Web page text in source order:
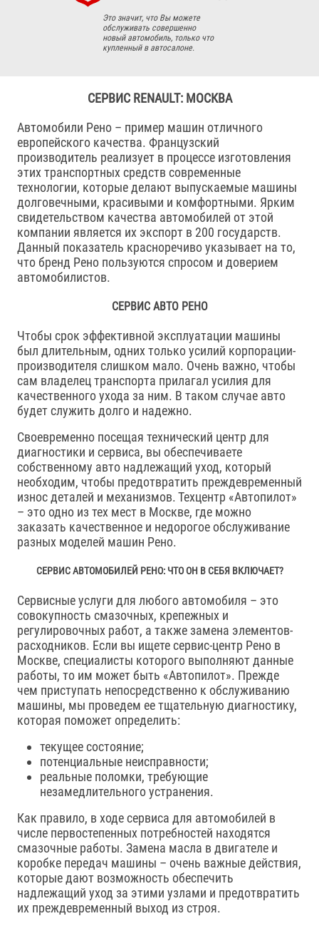
Это значит, что Вы можете
обслуживать совершенно
новый автомобиль, только что
купленный в автосалоне.
СЕРВИС RENAULT: МОСКВА
Автомобили Рено – пример машин отличного
европейского качества. Французский
производитель реализует в процессе изготовления
этих транспортных средств современные
технологии, которые делают выпускаемые машины
долговечными, красивыми и комфортными. Ярким
свидетельством качества автомобилей от этой
компании является их экспорт в 200 государств.
Данный показатель красноречиво указывает на то,
что бренд Рено пользуются спросом и доверием
автомобилистов.
СЕРВИС АВТО РЕНО
Чтобы срок эффективной эксплуатации машины
был длительным, одних только усилий корпорации-
производителя слишком мало. Очень важно, чтобы
сам владелец транспорта прилагал усилия для
качественного ухода за ним. В таком случае авто
будет служить долго и надежно.
Своевременно посещая технический центр для
диагностики и сервиса, вы обеспечиваете
собственному авто надлежащий уход, который
необходим, чтобы предотвратить преждевременный
износ деталей и механизмов. Техцентр «Автопилот»
– это одно из тех мест в Москве, где можно
заказать качественное и недорогое обслуживание
разных моделей машин Рено.
СЕРВИС АВТОМОБИЛЕЙ РЕНО: ЧТО ОН В СЕБЯ ВКЛЮЧАЕТ?
Сервисные услуги для любого автомобиля – это
совокупность смазочных, крепежных и
регулировочных работ, а также замена элементов-
расходников. Если вы ищете сервис-центр Рено в
Москве, специалисты которого выполняют данные
работы, то им может быть «Автопилот». Прежде
чем приступать непосредственно к обслуживанию
машины, мы проведем ее тщательную диагностику,
которая поможет определить:
текущее состояние;
потенциальные неисправности;
реальные поломки, требующие
незамедлительного устранения.
Как правило, в ходе сервиса для автомобилей в
числе первостепенных потребностей находятся
смазочные работы. Замена масла в двигателе и
коробке передач машины – очень важные действия,
которые дают возможность обеспечить
надлежащий уход за этими узлами и предотвратить
их преждевременный выход из строя.